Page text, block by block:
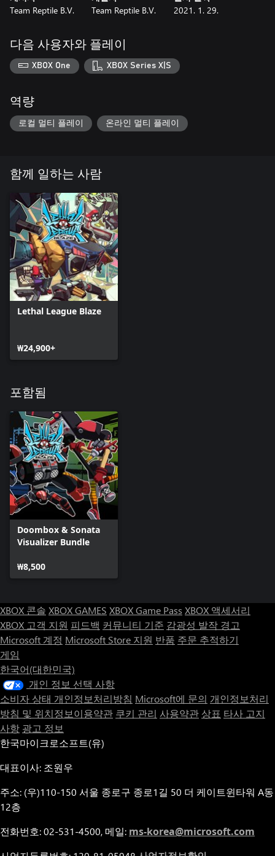
Team Reptile B.V. Team Reptile B.V. 2021. 1. 29.
다음 사용자와 플레이
XBOX One XBOX Series X|S
역량
로컬 멀티 플레이 온라인 멀티 플레이
함께 일하는 사람
Lethal League Blaze
₩24,900+
포함됨
Doombox & Sonata
Visualizer Bundle
₩8,500
XBOX 콘솔 XBOX GAMES XBOX Game Pass XBOX 액세서리
XBOX 고객 지원 피드백 커뮤니티 기준 감광성 발작 경고
Microsoft 계정 Microsoft Store 지원 반품 주문 추적하기
게임
한국어(대한민국)
개인 정보 선택 사항
소비자 상태 개인정보처리방침 Microsoft에 문의 개인정보처리
방침 및 위치정보이용약관 쿠키 관리 사용약관 상표 타사 고지
사항 광고 정보
한국마이크로소프트(유)
대표이사: 조원우
주소: (우)110-150 서울 종로구 종로1길 50 더 케이트윈타워 A동
12층
전화번호: 02-531-4500, 메일: ms-korea@microsoft.com